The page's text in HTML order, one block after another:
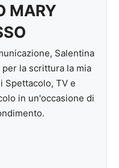
MARY
Salentina
la scrittura la mia
Spettacolo, TV e
in un'occasione di